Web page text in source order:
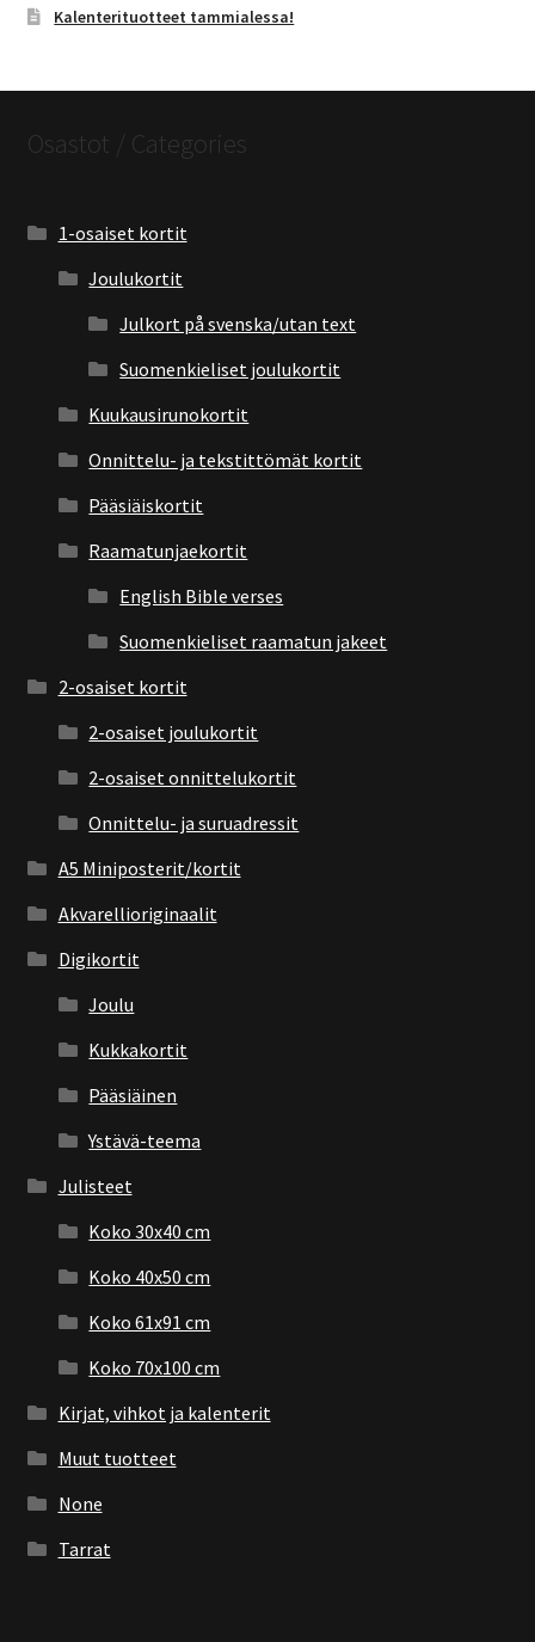
Kalenterituotteet tammialessa!
Osastot / Categories
1-osaiset kortit
Joulukortit
Julkort på svenska/utan text
Suomenkieliset joulukortit
Kuukausirunokortit
Onnittelu- ja tekstittömät kortit
Pääsiäiskortit
Raamatunjaekortit
English Bible verses
Suomenkieliset raamatun jakeet
2-osaiset kortit
2-osaiset joulukortit
2-osaiset onnittelukortit
Onnittelu- ja suruadressit
A5 Miniposterit/kortit
Akvarellioriginaalit
Digikortit
Joulu
Kukkakortit
Pääsiäinen
Ystävä-teema
Julisteet
Koko 30x40 cm
Koko 40x50 cm
Koko 61x91 cm
Koko 70x100 cm
Kirjat, vihkot ja kalenterit
Muut tuotteet
None
Tarrat